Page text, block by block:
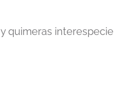
quimeras